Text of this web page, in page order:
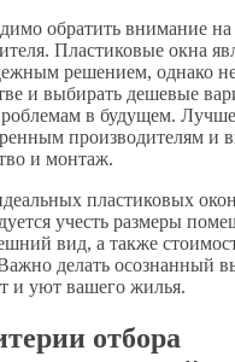
обратить внимание на
Пластиковые окна
решением, однако
и выбирать дешевые
в будущем.
производителям и
и монтаж.
пластиковых
учесть размеры
вид, а также
делать осознанный
и уют вашего жилья.
отбора